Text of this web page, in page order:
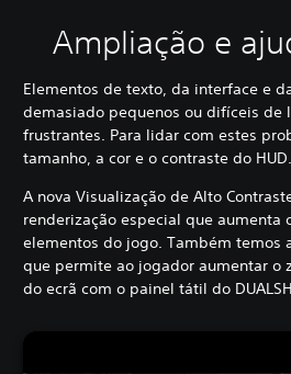
Ampliação e
Elementos de texto, da interface e
demasiado pequenos ou difíceis de
frustrantes. Para lidar com estes
tamanho, a cor e o contraste do HUD.
A nova Visualização de Alto
renderização especial que aumenta
elementos do jogo. Também temos
que permite ao jogador aumentar o
do ecrã com o painel tátil do